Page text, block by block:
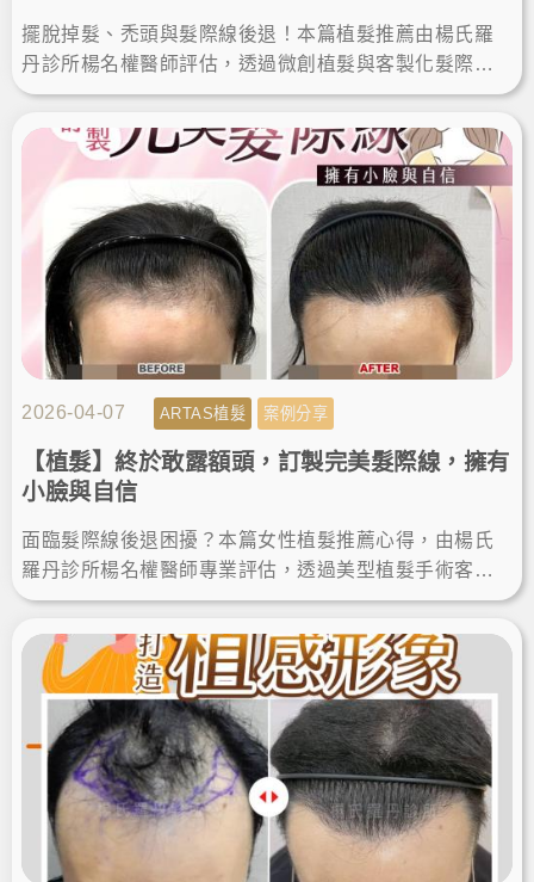
擺脫掉髮、禿頭與髮際線後退！本篇植髮推薦由楊氏羅
丹診所楊名權醫師評估，透過微創植髮與客製化髮際線
設計，解決高額頭植髮需求，術後重獲自然髮量與自
信。
2026-04-07 ARTAS植髮 案例分享
【植髮】終於敢露額頭，訂製完美髮際線，擁有
小臉與自信
面臨髮際線後退困擾？本篇女性植髮推薦心得，由楊氏
羅丹診所楊名權醫師專業評估，透過美型植髮手術客製
化設計髮際線，順利改善高額頭植髮需求。術後找回自
然髮量與自信！